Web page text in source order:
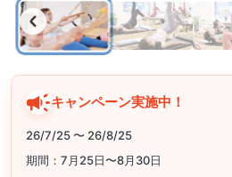
キャンペーン実施中！
26/7/25 〜 26/8/25
期間：7月25日〜8月30日